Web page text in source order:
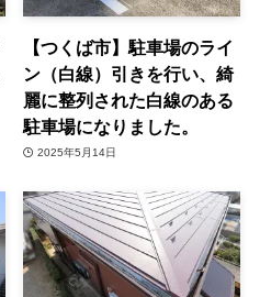
【つくば市】駐車場のライ
ン（白線）引きを行い、綺
麗に整列された白線のある
駐車場になりました。
2025年5月14日